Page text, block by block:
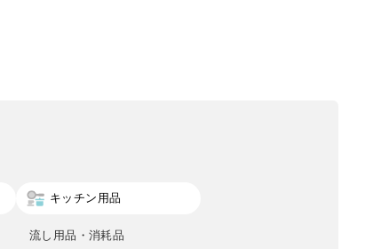
キッチン用品
流し用品・消耗品